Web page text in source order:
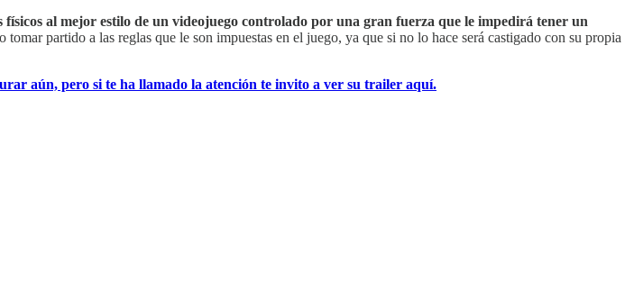
físicos al mejor estilo de un videojuego controlado por una gran fuerza que le impedirá tener un
partido a las reglas que le son impuestas en el juego, ya que si no lo hace será castigado con su propia
aún, pero si te ha llamado la atención te invito a ver su trailer aquí.